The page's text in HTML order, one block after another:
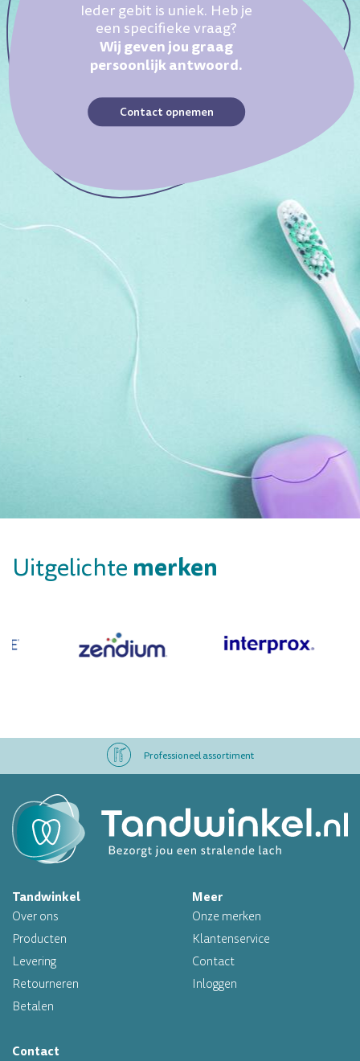
Ieder gebit is uniek. Heb je
een specifieke vraag?
Wij geven jou graag
persoonlijk antwoord.
Contact opnemen
Uitgelichte merken
Professioneel assortiment
Op werkdagen voor 16.00 uur besteld, morgen in huis
Professioneel assortiment
Altijd op voorraad
Tandwinkel
Over ons
Producten
Levering
Retourneren
Betalen
Meer
Onze merken
Klantenservice
Contact
Inloggen
Contact